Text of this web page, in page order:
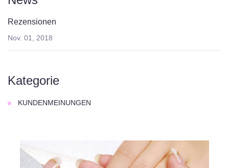
Rezensionen
Nov. 01, 2018
Kategorie
KUNDENMEINUNGEN